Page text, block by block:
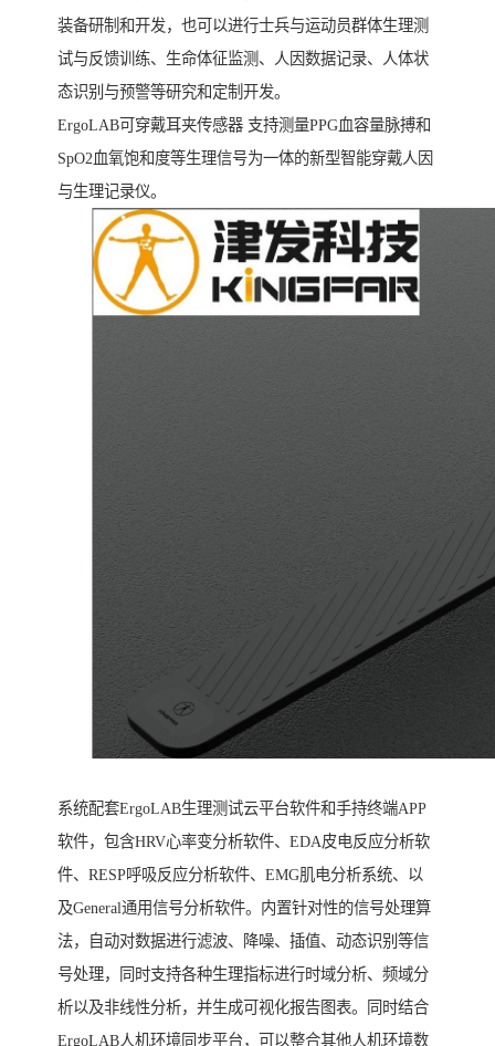
装备研制和开发，也可以进行士兵与运动员群体生理测
试与反馈训练、生命体征监测、人因数据记录、人体状
态识别与预警等研究和定制开发。
ErgoLAB可穿戴耳夹传感器 支持测量PPG血容量脉搏和
SpO2血氧饱和度等生理信号为一体的新型智能穿戴人因
与生理记录仪。
系统配套ErgoLAB生理测试云平台软件和手持终端APP
软件，包含HRV心率变分析软件、EDA皮电反应分析软
件、RESP呼吸反应分析软件、EMG肌电分析系统、以
及General通用信号分析软件。内置针对性的信号处理算
法，自动对数据进行滤波、降噪、插值、动态识别等信
号处理，同时支持各种生理指标进行时域分析、频域分
析以及非线性分析，并生成可视化报告图表。同时结合
ErgoLAB人机环境同步平台，可以整合其他人机环境数